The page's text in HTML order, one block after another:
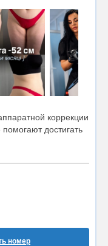
коррекции
достигать
номер